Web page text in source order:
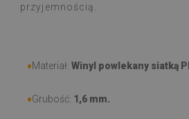
przyjemnością.
♦Materiał: Winyl powlekany siatką
♦Grubość: 1,6 mm.